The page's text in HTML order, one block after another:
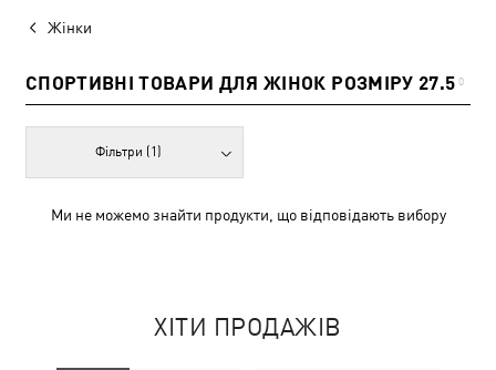
Жінки
СПОРТИВНІ ТОВАРИ ДЛЯ ЖІНОК РОЗМІРУ 27.5 0
Фільтри (1)
Ми не можемо знайти продукти, що відповідають вибору
ХІТИ ПРОДАЖІВ